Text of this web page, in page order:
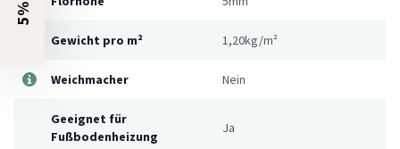
Gewicht pro m² 1,20kg/m²
Weichmacher Nein
Geeignet für
Fußbodenheizung
Ja